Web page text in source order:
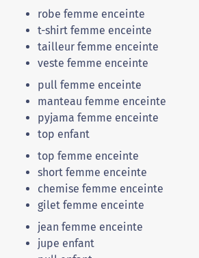
robe femme enceinte
t-shirt femme enceinte
tailleur femme enceinte
veste femme enceinte
pull femme enceinte
manteau femme enceinte
pyjama femme enceinte
top enfant
top femme enceinte
short femme enceinte
chemise femme enceinte
gilet femme enceinte
jean femme enceinte
jupe enfant